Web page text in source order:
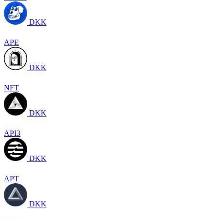
DKK
APE
DKK
NFT
DKK
API3
DKK
APT
DKK